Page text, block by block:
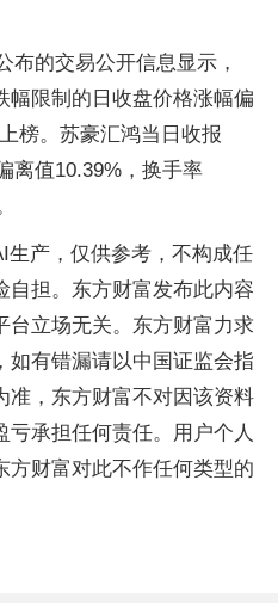
布的交易公开信息显示，
幅限制的日收盘价格涨幅偏
榜。苏豪汇鸿当日收报
离值10.39%，换手率
生产，仅供参考，不构成任
自担。东方财富发布此内容
台立场无关。东方财富力求
如有错漏请以中国证监会指
准，东方财富不对因该资料
承担任何责任。用户个人
方财富对此不作任何类型的